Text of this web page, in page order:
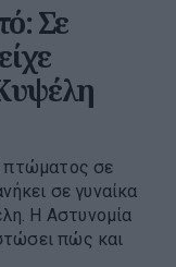
Σε
πτώματος σε
σε γυναίκα
Η Αστυνομία
πώς και